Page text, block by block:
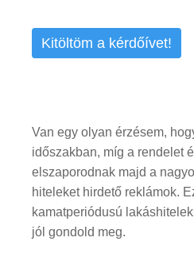
Kitöltöm a kérdőívet!
Van egy olyan érzésem,
időszakban, míg a rendelet
elszaporodnak majd a
hiteleket hirdető reklámok.
kamatperiódusú
jól gondold meg.